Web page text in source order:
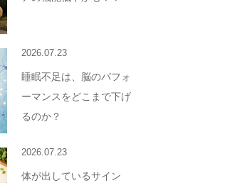
2026.07.23
睡眠不足は、脳のパフォ
ーマンスをどこまで下げ
るのか？
2026.07.23
体が出しているサイン